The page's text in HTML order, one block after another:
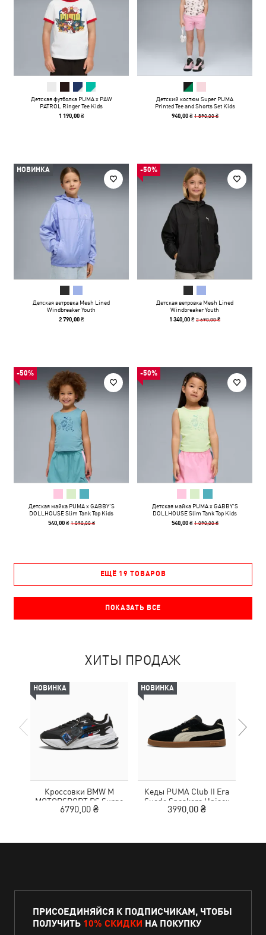
Детская футболка PUMA x PAW
PATROL Ringer Tee Kids
1 190,00 ₴
Детский костюм Super PUMA
Printed Tee and Shorts Set Kids
940,00 ₴ 1 890,00 ₴
НОВИНКА
Детская ветровка Mesh Lined
Windbreaker Youth
2 790,00 ₴
-50%
Детская ветровка Mesh Lined
Windbreaker Youth
1 340,00 ₴2 690,00 ₴
-50%
Детская майка PUMA x GABBY'S
DOLLHOUSE Slim Tank Top Kids
540,00 ₴ 1 090,00 ₴
-50%
Детская майка PUMA x GABBY'S
DOLLHOUSE Slim Tank Top Kids
540,00 ₴ 1 090,00 ₴
ЕЩЁ 19 ТОВАРОВ
ПОКАЗАТЬ ВСЕ
ХИТЫ ПРОДАЖ
НОВИНКА
Кроссовки BMW M
MOTORSPORT RS Surge
Sneakers Unisex
6790,00 ₴
НОВИНКА
Кеды PUMA Club II Era
Suede Sneakers Unisex
3990,00 ₴
ПРИСОЕДИНЯЙСЯ К ПОДПИСЧИКАМ, ЧТОБЫ
ПОЛУЧИТЬ 10% СКИДКИ НА ПОКУПКУ